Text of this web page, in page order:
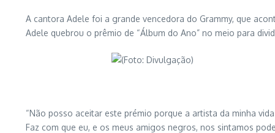
A cantora Adele foi a grande vencedora do Grammy, que
Adele quebrou o prêmio de “Álbum do Ano” no meio para
“Não posso aceitar este prémio porque a artista da minha
Faz com que eu, e os meus amigos negros, nos sintamos